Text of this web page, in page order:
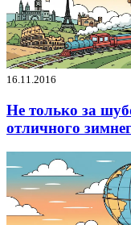
16.11.2016
Не только за
отличного